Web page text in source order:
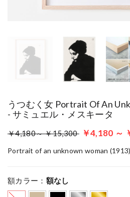
うつむく女 Portrait Of An
- サミュエル・メスキータ
￥4,180～ ￥15,300 ￥4,180 ～
Portrait of an unknown woman (1913)
額カラー： 額なし